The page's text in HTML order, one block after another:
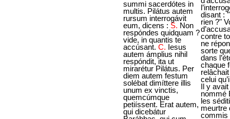
summi sacerdótes in
multis. Pilátus autem
rursum interrogávit
eum, dicens : S. Non
respóndes quidquam ?
vide, in quantis te
accúsant. C. Iesus
autem ámplius nihil
respóndit, ita ut
mirarétur Pilátus. Per
diem autem festum
solébat dimíttere illis
unum ex vinctis,
quemcúmque
petiíssent. Erat autem,
qui dicebátur